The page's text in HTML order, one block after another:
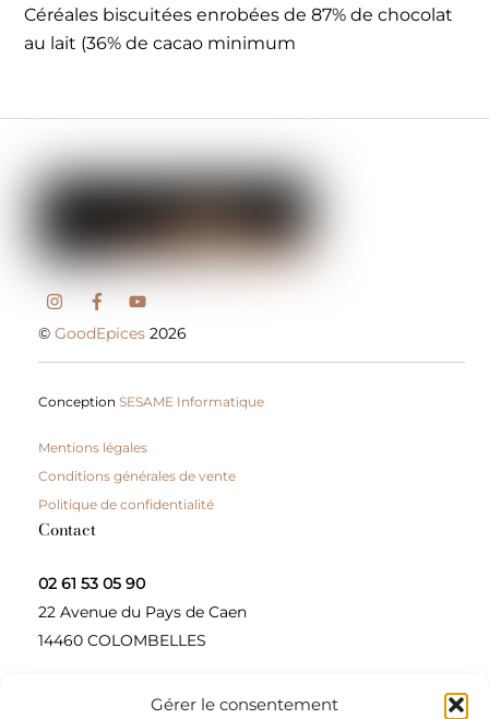
Gérer le consentement
Céréales biscuitées enrobées de 87% de chocolat
au lait (36% de cacao minimum
©GoodEpices 2026
ConceptionSESAME Informatique
Mentions légales
Conditions générales de vente
Politique de confidentialité
Contact
02 61 53 05 90
22 Avenue du Pays de Caen
14460 COLOMBELLES
Contactez-nous